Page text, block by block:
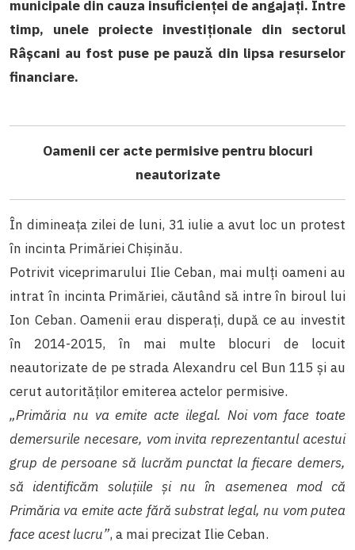
municipale din cauza insuficienței de angajați. Între
timp, unele proiecte investiționale din sectorul
Râșcani au fost puse pe pauză din lipsa resurselor
financiare.
Oamenii cer acte permisive pentru blocuri
neautorizate
În dimineața zilei de luni, 31 iulie a avut loc un protest
în incinta Primăriei Chișinău.
Potrivit viceprimarului Ilie Ceban, mai mulți oameni au
intrat în incinta Primăriei, căutând să intre în biroul lui
Ion Ceban. Oamenii erau disperați, după ce au investit
în 2014-2015, în mai multe blocuri de locuit
neautorizate de pe strada Alexandru cel Bun 115 și au
cerut autorităților emiterea actelor permisive.
„Primăria nu va emite acte ilegal. Noi vom face toate
demersurile necesare, vom invita reprezentantul acestui
grup de persoane să lucrăm punctat la fiecare demers,
să identificăm soluțiile și nu în asemenea mod că
Primăria va emite acte fără substrat legal, nu vom putea
face acest lucru”, a mai precizat Ilie Ceban.